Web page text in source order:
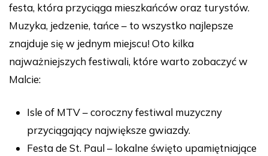
festa, która przyciąga mieszkańców oraz turystów.
Muzyka, jedzenie, tańce – to wszystko najlepsze
znajduje się w jednym miejscu! Oto kilka
najważniejszych festiwali, które warto zobaczyć w
Malcie:
Isle of MTV – coroczny festiwal muzyczny
przyciągający największe gwiazdy.
Festa de St. Paul – lokalne święto upamiętniające